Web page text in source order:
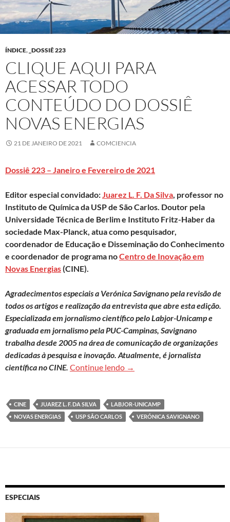
ÍNDICE, _DOSSIÊ 223
CLIQUE AQUI PARA
ACESSAR TODO
CONTEÚDO DO DOSSIÊ
NOVAS ENERGIAS
21 DE JANEIRO DE 2021 COMCIENCIA
Dossiê 223 – Janeiro e Fevereiro de 2021
Editor especial convidado:Juarez L. F. Da Silva, professor no
Instituto de Química da USP de São Carlos. Doutor pela
Universidade Técnica de Berlim e Instituto Fritz-Haber da
sociedade Max-Planck, atua como pesquisador,
coordenador de Educação e Disseminação do Conhecimento
e coordenador de programa noCentro de Inovação em
Novas Energias(CINE).
Agradecimentos especiais a Verónica Savignano pela revisão de
todos os artigos e realização da entrevista que abre esta edição.
Especializada em jornalismo científico pelo Labjor-Unicamp e
graduada em jornalismo pela PUC-Campinas, Savignano
trabalha desde 2005 na área de comunicação de organizações
dedicadas à pesquisa e inovação. Atualmente, é jornalista
científica no CINE. Continue lendo Clique aqui para acessar
→
CINE JUAREZ L. F. DA SILVA
LABJOR-UNICAMP
NOVAS ENERGIAS
USP SÃO CARLOS VERÓNICA SAVIGNANO
ESPECIAIS